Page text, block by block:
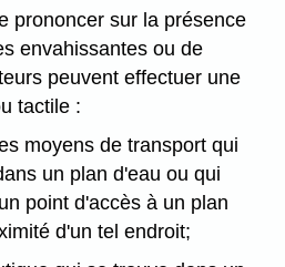
prononcer sur la présence
envahissantes ou de
peuvent effectuer une
tactile :
moyens de transport qui
un plan d'eau ou qui
point d'accès à un plan
d'un tel endroit;